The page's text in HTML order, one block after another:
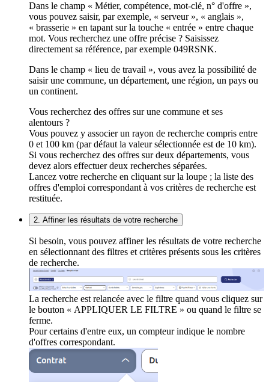
Dans le champ « Métier, compétence, mot-clé, n° d'offre »,
vous pouvez saisir, par exemple, « serveur », « anglais »,
« brasserie » en tapant sur la touche « entrée » entre chaque
mot. Vous recherchez une offre précise ? Saisissez
directement sa référence, par exemple 049RSNK.
Dans le champ « lieu de travail », vous avez la possibilité de
saisir une commune, un département, une région, un pays ou
un continent.
Vous recherchez des offres sur une commune et ses
alentours ?
Vous pouvez y associer un rayon de recherche compris entre
0 et 100 km (par défaut la valeur sélectionnée est de 10 km).
Si vous recherchez des offres sur deux départements, vous
devez alors effectuer deux recherches séparées.
Lancez votre recherche en cliquant sur la loupe ; la liste des
offres d'emploi correspondant à vos critères de recherche est
restituée.
2. Affiner les résultats de votre recherche
Si besoin, vous pouvez affiner les résultats de votre recherche
en sélectionnant des filtres et critères présents sous les critères
de recherche.
La recherche est relancée avec le filtre quand vous cliquez sur
le bouton « APPLIQUER LE FILTRE » ou quand le filtre se
ferme.
Pour certains d'entre eux, un compteur indique le nombre
d'offres correspondant.